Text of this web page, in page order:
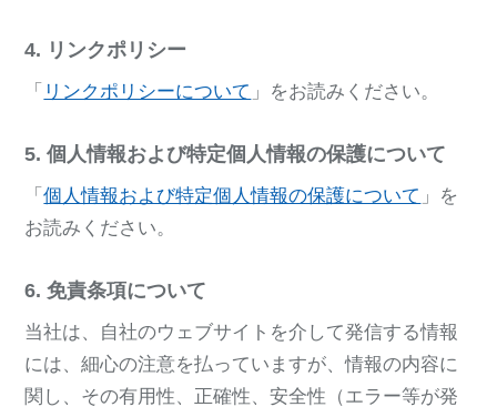
4. リンクポリシー
「 リンクポリシーについて 」をお読みください。
5. 個人情報および特定個人情報の保護について
「個人情報および特定個人情報の保護について 」を
お読みください。
6. 免責条項について
当社は、自社のウェブサイトを介して発信する情報
には、細心の注意を払っていますが、情報の内容に
関し、その有用性、正確性、安全性（エラー等が発